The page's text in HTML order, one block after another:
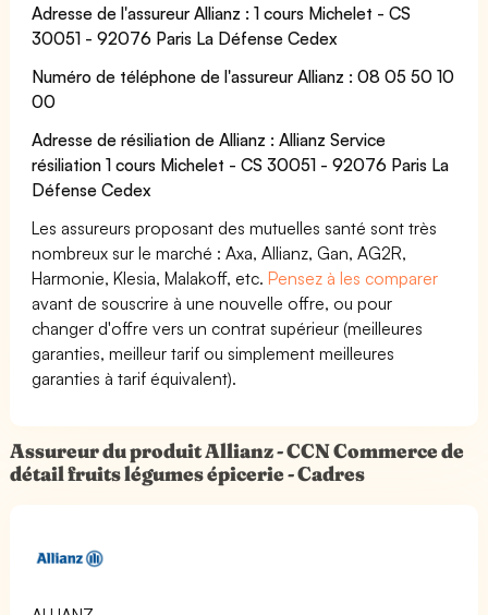
Adresse de l'assureur Allianz : 1 cours Michelet - CS
30051 - 92076 Paris La Défense Cedex
Numéro de téléphone de l'assureur Allianz : 08 05 50 10
00
Adresse de résiliation de Allianz : Allianz Service
résiliation 1 cours Michelet - CS 30051 - 92076 Paris La
Défense Cedex
Les assureurs proposant des mutuelles santé sont très
nombreux sur le marché : Axa, Allianz, Gan, AG2R,
Harmonie, Klesia, Malakoff, etc.Pensez à les comparer
avant de souscrire à une nouvelle offre, ou pour
changer d'offre vers un contrat supérieur (meilleures
garanties, meilleur tarif ou simplement meilleures
garanties à tarif équivalent).
Assureur du produit Allianz - CCN Commerce de
détail fruits légumes épicerie - Cadres